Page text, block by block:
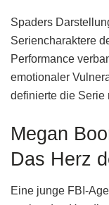
Spaders
Seriencharaktere
Performance
emotionaler
definierte die Serie
Megan
Das Herz
Eine junge FBI-